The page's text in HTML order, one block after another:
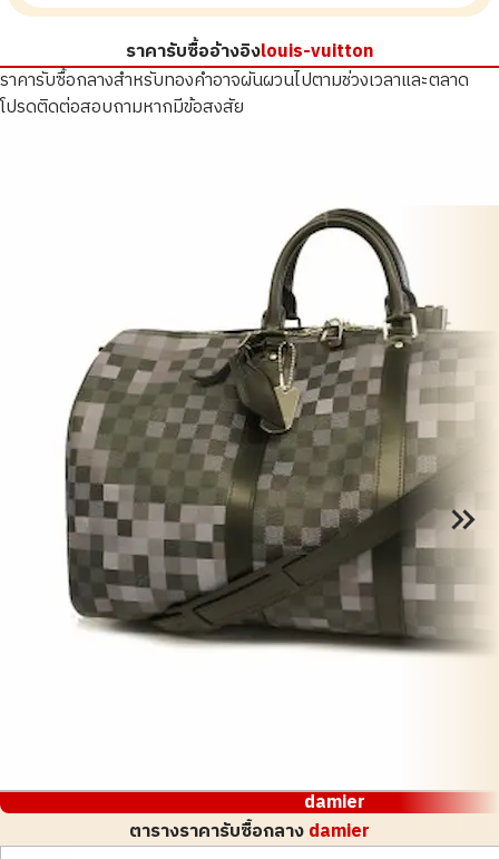
ราคารับซื้ออ้างอิงlouis-vuitton
ราคารับซื้อกลางสำหรับทองคำอาจผันผวนไปตามช่วงเวลาและตลาด
โปรดติดต่อสอบถามหากมีข้อสงสัย
damier
ตารางราคารับซื้อกลางdamier